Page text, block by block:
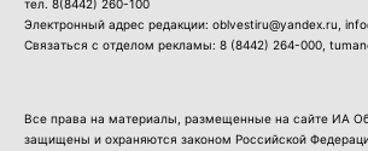
тел. 8(8442) 260-100
Электронный адрес редакции: oblvestiru@yandex.ru,
Связаться с отделом рекламы: 8 (8442) 264-000 ,
Все права на материалы, размещенные на сайте ИА
защищены и охраняются законом Российской